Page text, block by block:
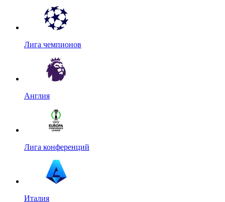
Лига чемпионов
Англия
Лига конференций
Италия